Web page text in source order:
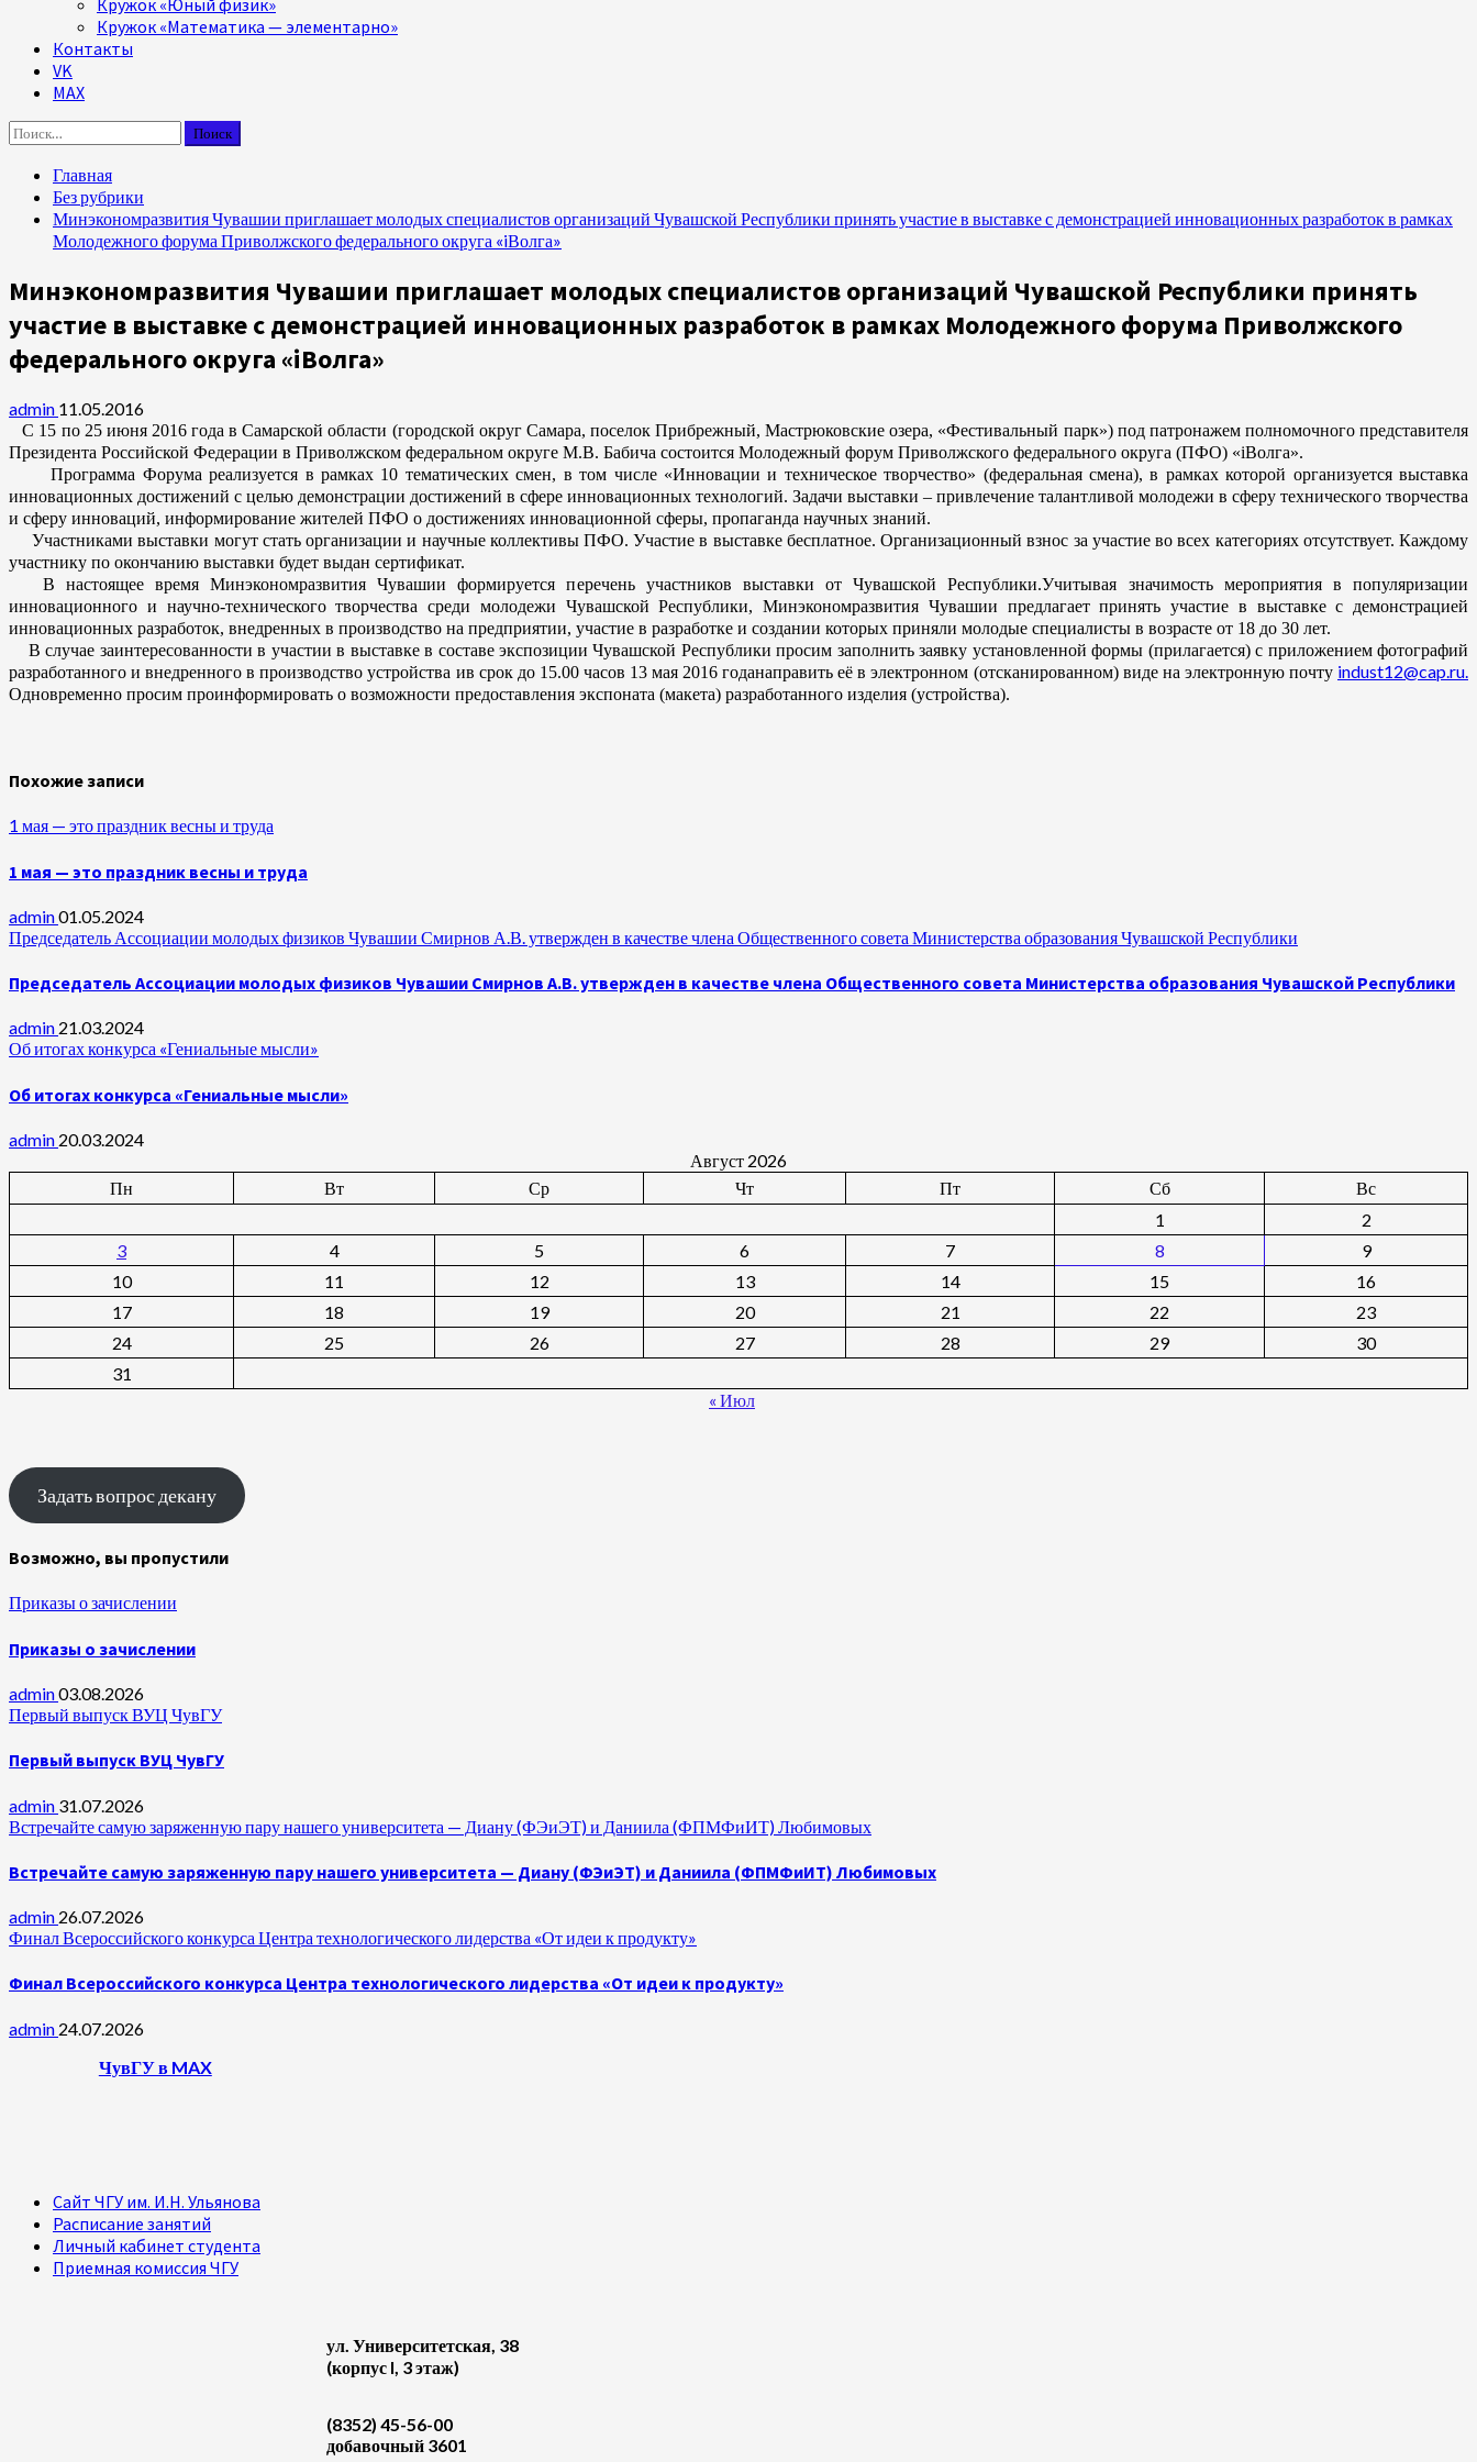
Кружок «Юный физик»
Кружок «Математика — элементарно»
Контакты
VK
MAX
Найти:
Главная
Без рубрики
Минэкономразвития Чувашии приглашает молодых специалистов организаций Чувашской Республики принять участие в выставке с демонстрацией инновационных разработок в рамках
Молодежного форума Приволжского федерального округа «iВолга»
Минэкономразвития Чувашии приглашает молодых специалистов организаций Чувашской Республики принять
участие в выставке с демонстрацией инновационных разработок в рамках Молодежного форума Приволжского
федерального округа «iВолга»
admin 11.05.2016
С 15 по 25 июня 2016 года в Самарской области (городской округ Самара, поселок Прибрежный, Мастрюковские озера, «Фестивальный парк») под патронажем полномочного представителя
Президента Российской Федерации в Приволжском федеральном округе М.В. Бабича состоится Молодежный форум Приволжского федерального округа (ПФО) «iВолга».
Программа Форума реализуется в рамках 10 тематических смен, в том числе «Инновации и техническое творчество» (федеральная смена), в рамках которой организуется выставка
инновационных достижений с целью демонстрации достижений в сфере инновационных технологий. Задачи выставки – привлечение талантливой молодежи в сферу технического творчества
и сферу инноваций, информирование жителей ПФО о достижениях инновационной сферы, пропаганда научных знаний.
Участниками выставки могут стать организации и научные коллективы ПФО. Участие в выставке бесплатное. Организационный взнос за участие во всех категориях отсутствует. Каждому
участнику по окончанию выставки будет выдан сертификат.
В настоящее время Минэкономразвития Чувашии формируется перечень участников выставки от Чувашской Республики.Учитывая значимость мероприятия в популяризации
инновационного и научно-технического творчества среди молодежи Чувашской Республики, Минэкономразвития Чувашии предлагает принять участие в выставке с демонстрацией
инновационных разработок, внедренных в производство на предприятии, участие в разработке и создании которых приняли молодые специалисты в возрасте от 18 до 30 лет.
В случае заинтересованности в участии в выставке в составе экспозиции Чувашской Республики просим заполнить заявку установленной формы (прилагается) с приложением фотографий
разработанного и внедренного в производство устройства ив срок до 15.00 часов 13 мая 2016 годанаправить её в электронном (отсканированном) виде на электронную почту indust12@cap.ru.
Одновременно просим проинформировать о возможности предоставления экспоната (макета) разработанного изделия (устройства).
Похожие записи
1 мая — это праздник весны и труда
1 мая — это праздник весны и труда
admin01.05.2024
Председатель Ассоциации молодых физиков Чувашии Смирнов А.В. утвержден в качестве члена Общественного совета Министерства образования Чувашской Республики
Председатель Ассоциации молодых физиков Чувашии Смирнов А.В. утвержден в качестве члена Общественного совета Министерства образования Чувашской Республики
admin 21.03.2024
Об итогах конкурса «Гениальные мысли»
Об итогах конкурса «Гениальные мысли»
admin 20.03.2024
Август 2026
Пн
Вт Ср Чт Пт Сб
Вс
1
2
3
4 5 6 7 8
9
10
11 12 13 14 15
16
17
18 19 20 21 22
23
24
25 26 27 28 29
30
31
« Июл
Задать вопрос декану
Возможно, вы пропустили
Приказы о зачислении
Приказы о зачислении
admin03.08.2026
Первый выпуск ВУЦ ЧувГУ
Первый выпуск ВУЦ ЧувГУ
admin 31.07.2026
Встречайте самую заряженную пару нашего университета — Диану (ФЭиЭТ) и Даниила (ФПМФиИТ) Любимовых
Встречайте самую заряженную пару нашего университета — Диану (ФЭиЭТ) и Даниила (ФПМФиИТ) Любимовых
admin 26.07.2026
Финал Всероссийского конкурса Центра технологического лидерства «От идеи к продукту»
Финал Всероссийского конкурса Центра технологического лидерства «От идеи к продукту»
admin 24.07.2026
ЧувГУ в MAX
Сайт ЧГУ им. И.Н. Ульянова
Расписание занятий
Личный кабинет студента
Приемная комиссия ЧГУ
ул. Университетская, 38
(корпус I, 3 этаж)
(8352) 45-56-00
добавочный 3601